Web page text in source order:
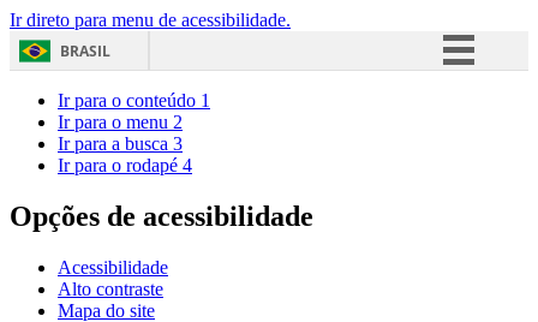
Ir direto para menu de acessibilidade.
BRASIL
Acesso à informação
Ir para o conteúdo 1
Ir para o menu 2
Ir para a busca 3
Ir para o rodapé 4
Opções de acessibilidade
Acessibilidade
Alto contraste
Mapa do site